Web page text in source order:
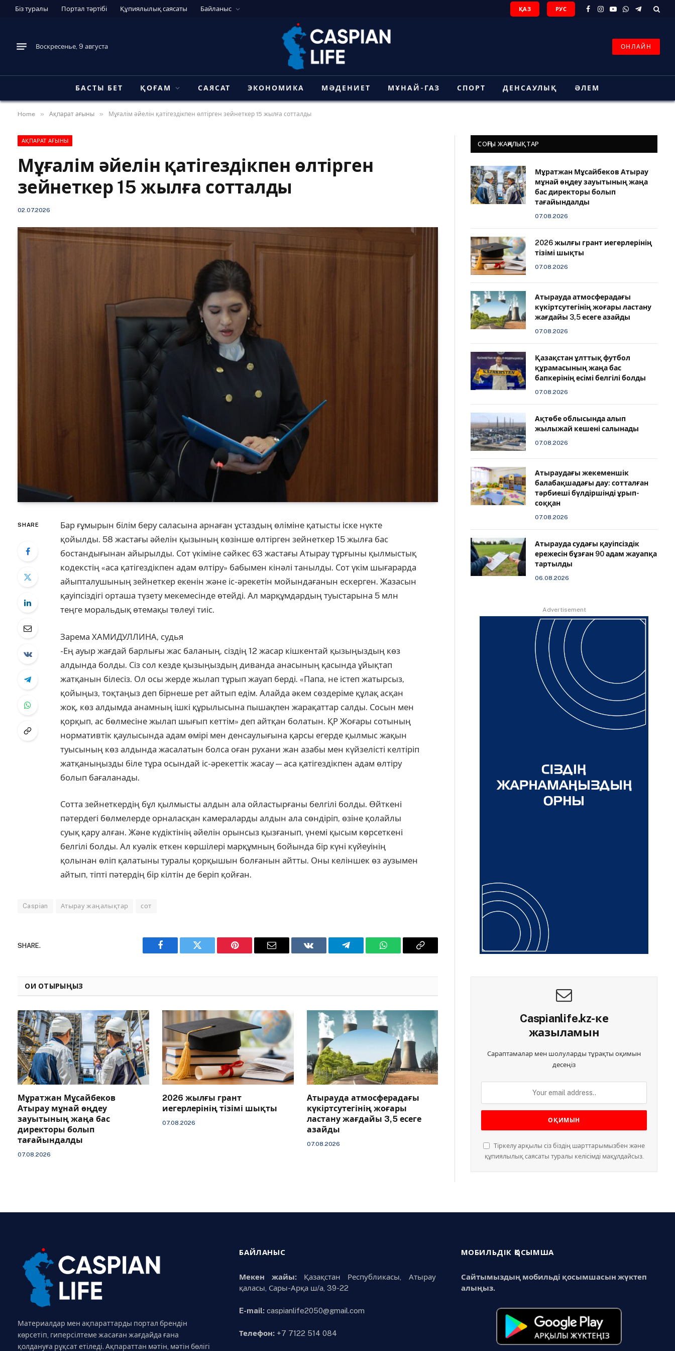
Біз туралы Портал тәртібі Құпиялылық саясаты Байланыс ҚАЗ РУС
Facebook
Instagram
YouTube
WhatsApp
Telegram
Воскресенье, 9 августа ОНЛАЙН
БАСТЫ БЕТ ҚОҒАМ САЯСАТ ЭКОНОМИКА МӘДЕНИЕТ МҰНАЙ-ГАЗ СПОРТ ДЕНСАУЛЫҚ ӘЛЕМ
Home » Ақпарат ағыны » Мұғалім әйелін қатігездікпен өлтірген зейнеткер 15 жылға сотталды
АҚПАРАТ АҒЫНЫ
Мұғалім әйелін қатігездікпен өлтірген
зейнеткер 15 жылға сотталды
02.07.2026
SHARE
Бар ғұмырын білім беру саласына арнаған ұстаздың өліміне қатысты іске нүкте
қойылды. 58 жастағы әйелін қызының көзінше өлтірген зейнеткер 15 жылға бас
бостандығынан айырылды. Сот үкіміне сәйкес 63 жастағы Атырау тұрғыны қылмыстық
кодекстің «аса қатігездікпен адам өлтіру» бабымен кінәлі танылды. Сот үкім шығарарда
айыпталушының зейнеткер екенін және іс-әрекетін мойындағанын ескерген. Жазасын
қауіпсіздігі орташа түзету мекемесінде өтейді. Ал марқұмдардың туыстарына 5 млн
теңге моральдық өтемақы төлеуі тиіс.
Зарема ХАМИДУЛЛИНА, судья
-Ең ауыр жағдай барлығы жас баланың, сіздің 12 жасар кішкентай қызыңыздың көз
алдында болды. Сіз сол кезде қызыңыздың диванда анасының қасында ұйықтап
жатқанын білесіз. Ол осы жерде жылап тұрып жауап берді. «Папа, не істеп жатырсыз,
қойыңыз, тоқтаңыз деп бірнеше рет айтып едім. Алайда әкем сөздеріме құлақ асқан
жоқ, көз алдымда анамның ішкі құрылысына пышақпен жарақаттар салды. Сосын мен
қорқып, ас бөлмесіне жылап шығып кеттім» деп айтқан болатын. ҚР Жоғары сотының
нормативтік қаулысында адам өмірі мен денсаулығына қарсы егерде қылмыс жақын
туысының көз алдында жасалатын болса оған рухани жан азабы мен күйзелісті келтіріп
жатқаныңызды біле тұра осындай іс-әрекеттік жасау — аса қатігездікпен адам өлтіру
болып бағаланады.
Сотта зейнеткердің бұл қылмысты алдын ала ойластырғаны белгілі болды. Өйткені
пәтердегі бөлмелерде орналасқан камераларды алдын ала сөндіріп, өзіне қолайлы
суық қару алған. Және күдіктінің әйелін орынсыз қызғанып, үнемі қысым көрсеткені
белгілі болды. Ал куәлік еткен көршілері марқұмның бойында бір күні күйеуінің
қолынан өліп қалатыны туралы қорқышын болғанын айтты. Оны келіншек өз аузымен
айтып, тіпті пәтердің бір кілтін де беріп қойған.
Caspian Атырау жаңалықтар сот
SHARE.
Facebook Twitter Pinterest Email VKontakteTelegram WhatsAppCopy
ОҚИ ОТЫРЫҢЫЗ
Мұратжан Мұсайбеков
Атырау мұнай өңдеу
зауытының жаңа бас
директоры болып
тағайындалды
07.08.2026
2026 жылғы грант
иегерлерінің тізімі шықты
07.08.2026
Атырауда атмосферадағы
күкіртсутегінің жоғары
ластану жағдайы 3,5 есеге
азайды
07.08.2026
СОҢҒЫ ЖАҢАЛЫҚТАР
Мұратжан Мұсайбеков Атырау
мұнай өңдеу зауытының жаңа
бас директоры болып
тағайындалды
07.08.2026
2026 жылғы грант иегерлерінің
тізімі шықты
07.08.2026
Атырауда атмосферадағы
күкіртсутегінің жоғары ластану
жағдайы 3,5 есеге азайды
07.08.2026
Қазақстан ұлттық футбол
құрамасының жаңа бас
бапкерінің есімі белгілі болды
07.08.2026
Ақтөбе облысында алып
жылыжай кешені салынады
07.08.2026
Атыраудағы жекеменшік
балабақшадағы дау: сотталған
тәрбиеші бүлдіршінді ұрып-
соққан
07.08.2026
Атырауда судағы қауіпсіздік
ережесін бұзған 90 адам жауапқа
тартылды
06.08.2026
Advertisement
Caspianlife.kz-ке
жазыламын
Сараптамалар мен шолуларды тұрақты оқимын
десеңіз
Тіркелу арқылы сіз біздің шарттарымызбен және
құпиялылық саясаты туралы келісімді мақұлдайсыз.
Материалдар мен ақпараттарды портал брендін
көрсетіп, гиперсілтеме жасаған жағдайда ғана
қолдануға рұқсат етіледі. Ақпараттан мәтін, мәтін бөлігі
БАЙЛАНЫС
Мекен жайы:Қазақстан Республикасы, Атырау
қаласы, Сары-Арқа ш/а, 39-22
E-mail: caspianlife2050@gmail.com
Телефон: +7 7122 514 084
МОБИЛЬДІК ҚОСЫМША
Сайтымыздың мобильді қосымшасын жүктеп
алыңыз.